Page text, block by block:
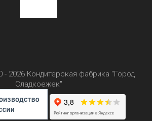
- 2026 Кондитерская фабрика "Город
Сладкоежек"